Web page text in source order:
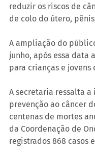
reduzir os riscos de
de colo do útero,
A ampliação do
junho, após essa data
para crianças e jovens
A secretaria ressalta
prevenção ao câncer
centenas de mortes
da Coordenação de
registrados 868 casos